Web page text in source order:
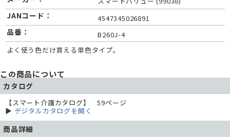
JANコード： 4547345026891
品番：
B260J-4
よく使う色だけ買える単色タイプ。
この商品について
カタログ
【スマート介護カタログ】 59ページ
▶ デジタルカタログを開く
商品詳細